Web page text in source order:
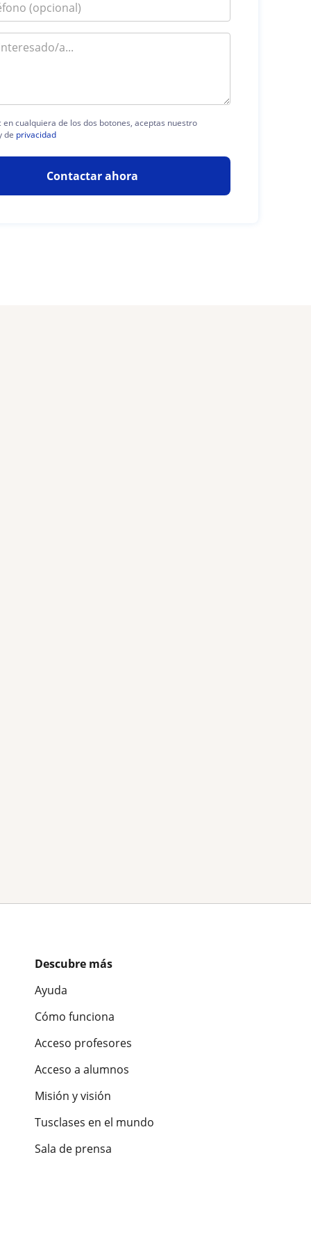
en cualquiera de los dos botones, aceptas nuestro
de privacidad
Contactar ahora
Descubre más
Ayuda
Cómo funciona
Acceso profesores
Acceso a alumnos
Misión y visión
Tusclases en el mundo
Sala de prensa